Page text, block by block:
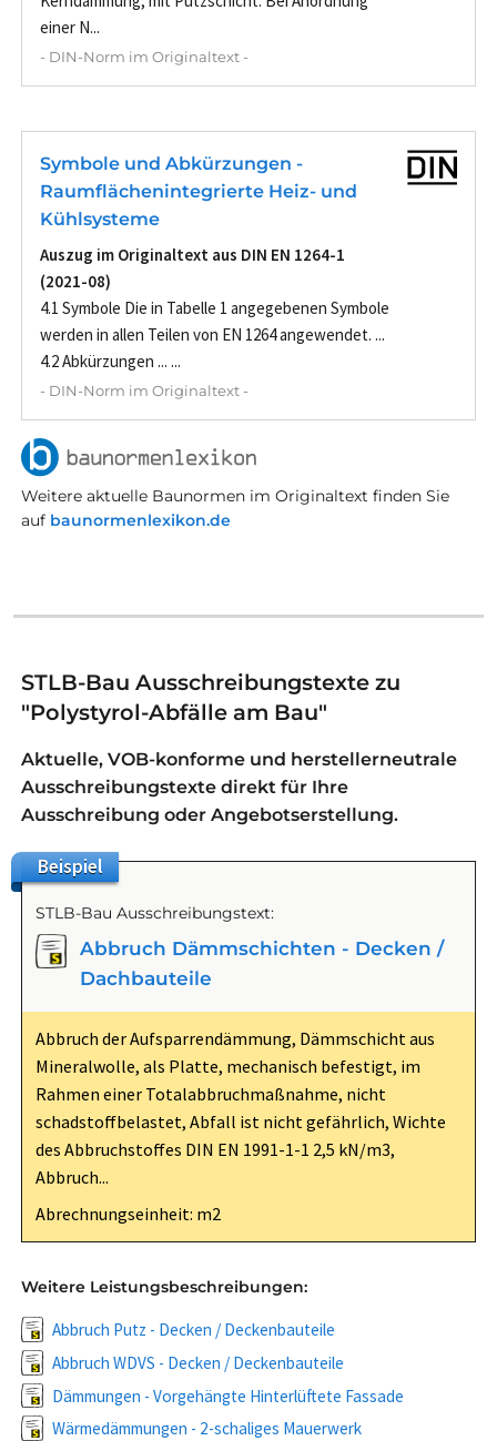
einer N...
- DIN-Norm im Originaltext -
Symbole und Abkürzungen -
Raumflächenintegrierte Heiz- und
Kühlsysteme
Auszug im Originaltext aus DIN EN 1264-1
(2021-08)
4.1 Symbole Die in Tabelle 1 angegebenen Symbole
werden in allen Teilen von EN 1264 angewendet. ...
4.2 Abkürzungen ... ...
- DIN-Norm im Originaltext -
Weitere aktuelle Baunormen im Originaltext finden Sie
auf baunormenlexikon.de
STLB-Bau Ausschreibungstexte zu
"Polystyrol-Abfälle am Bau"
Aktuelle, VOB-konforme und herstellerneutrale
Ausschreibungstexte direkt für Ihre
Ausschreibung oder Angebotserstellung.
Beispiel
STLB-Bau Ausschreibungstext:
Abbruch Dämmschichten - Decken /
Dachbauteile
Abbruch der Aufsparrendämmung, Dämmschicht aus
Mineralwolle, als Platte, mechanisch befestigt, im
Rahmen einer Totalabbruchmaßnahme, nicht
schadstoffbelastet, Abfall ist nicht gefährlich, Wichte
des Abbruchstoffes DIN EN 1991-1-1 2,5 kN/m3,
Abbruch...
Abrechnungseinheit: m2
Weitere Leistungsbeschreibungen:
Abbruch Putz - Decken / Deckenbauteile
Abbruch WDVS - Decken / Deckenbauteile
Dämmungen - Vorgehängte Hinterlüftete Fassade
Wärmedämmungen - 2-schaliges Mauerwerk